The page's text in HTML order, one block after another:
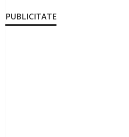
PUBLICITATE